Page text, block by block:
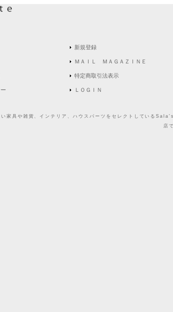
新規登録
ＭＡＩＬ ＭＡＧＡＺＩＮＥ
特定商取引法表示
ＬＯＧＩＮ
家具や雑貨、インテリア、ハウスパーツをセレクトしている
店